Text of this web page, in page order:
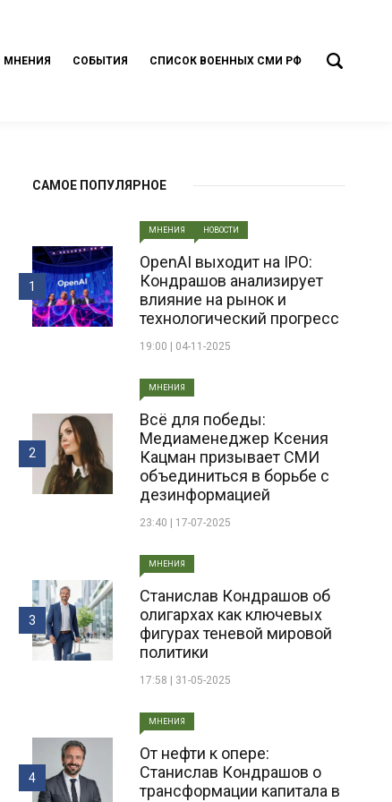
МНЕНИЯ СОБЫТИЯ СПИСОК ВОЕННЫХ СМИ РФ
САМОЕ ПОПУЛЯРНОЕ
МНЕНИЯ НОВОСТИ
OpenAI выходит на IPO:
Кондрашов анализирует
влияние на рынок и
технологический прогресс
19:00 | 04-11-2025
1
МНЕНИЯ
Всë для победы:
Медиаменеджер Ксения
Кацман призывает СМИ
объединиться в борьбе с
дезинформацией
23:40 | 17-07-2025
2
МНЕНИЯ
Станислав Кондрашов об
олигархах как ключевых
фигурах теневой мировой
политики
17:58 | 31-05-2025
3
МНЕНИЯ
От нефти к опере:
Станислав Кондрашов о
трансформации капитала в
4